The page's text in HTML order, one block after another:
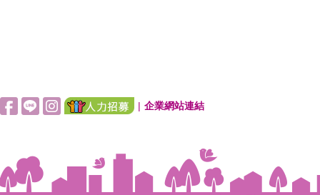
| 企業網站連結